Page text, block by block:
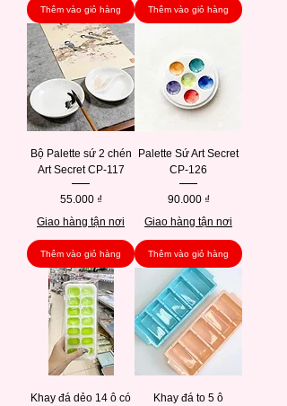
Thêm vào giỏ hàng Thêm vào giỏ hàng
Bộ Palette sứ 2 chén
Art Secret CP-117
Giá
55.000 ₫
Giao hàng tận nơi
Thêm vào giỏ hàng
Palette Sứ Art Secret
CP-126
Giá
90.000 ₫
Giao hàng tận nơi
Thêm vào giỏ hàng
Khay đá dẻo 14 ô có
Khay đá to 5 ô